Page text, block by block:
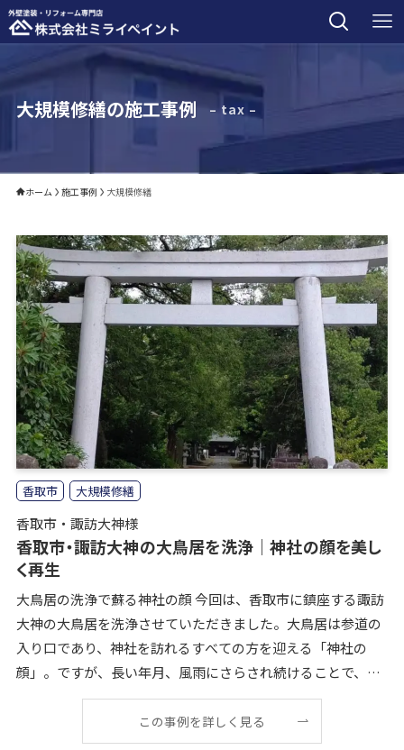
大規模修繕の施工事例 – tax –
ホーム 施工事例 大規模修繕
香取市 大規模修繕
香取市・諏訪大神様
香取市・諏訪大神の大鳥居を洗浄｜神社の顔を美し
く再生
大鳥居の洗浄で蘇る神社の顔 今回は、香取市に鎮座する諏訪
大神の大鳥居を洗浄させていただきました。大鳥居は参道の
入り口であり、神社を訪れるすべての方を迎える「神社の
顔」。ですが、長い年月、風雨にさらされ続けることで、ど
うしても苔や汚れが付着し、色が変わってしまいます。
この事例を詳しく見る